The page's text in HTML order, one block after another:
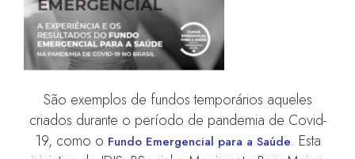
São exemplos de fundos temporários aqueles
criados durante o período de pandemia de Covid-
19, como o Fundo Emergencial para a Saúde. Esta